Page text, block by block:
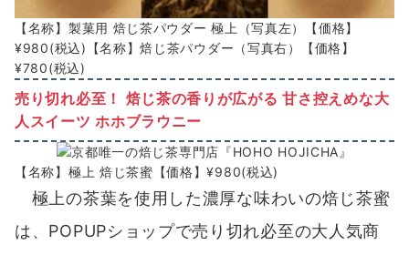
【名称】製菓用 焙じ茶パウダー 極上（写真左）【価格】
¥980(税込)【名称】焙じ茶パウダー（写真右）【価格】
¥780(税込)
売り切れ必至！ 焙じ茶の香りが広がる 甘さ控えめな大
人スイーツ ホホブラウニー
【名称】極上 焙じ茶蜜【価格】¥980(税込)
極上の茶葉を使用した濃厚な味わいの焙じ茶蜜
は、POPUPショップで売り切れ必至の大人気商